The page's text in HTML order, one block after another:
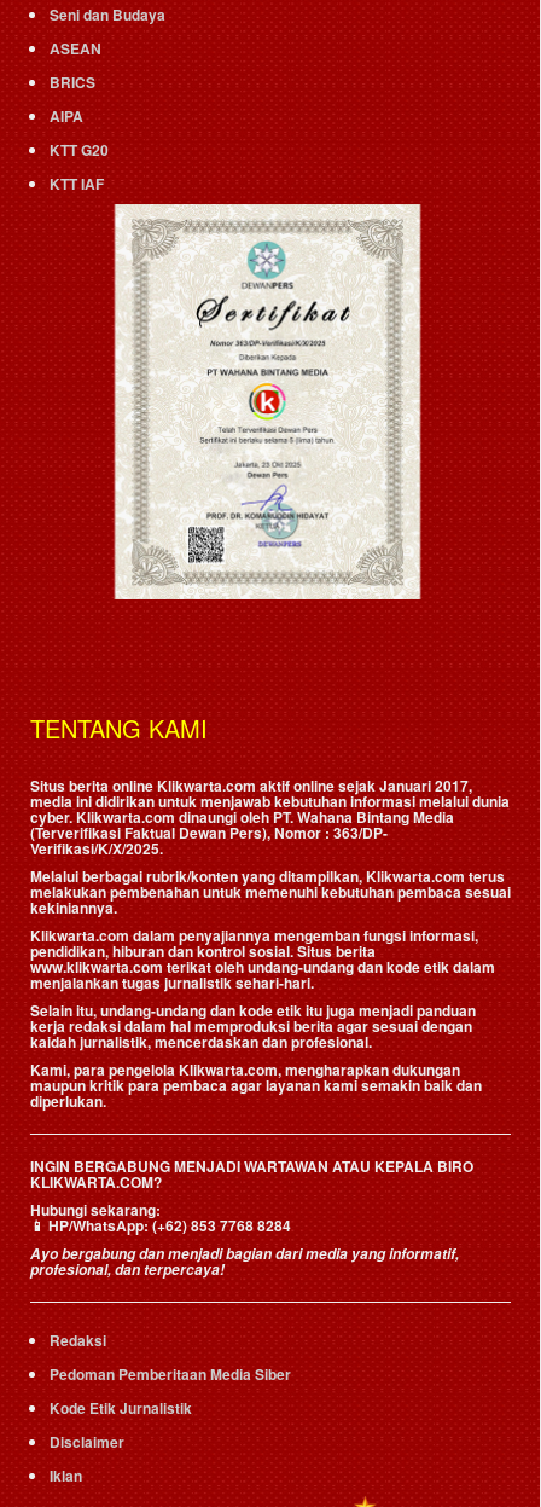
Seni dan Budaya
ASEAN
BRICS
AIPA
KTT G20
KTT IAF
TENTANG KAMI
Situs berita online Klikwarta.com aktif online sejak Januari 2017,
media ini didirikan untuk menjawab kebutuhan informasi melalui dunia
cyber. Klikwarta.com dinaungi oleh PT. Wahana Bintang Media
(Terverifikasi Faktual Dewan Pers), Nomor : 363/DP-
Verifikasi/K/X/2025.
Melalui berbagai rubrik/konten yang ditampilkan, Klikwarta.com terus
melakukan pembenahan untuk memenuhi kebutuhan pembaca sesuai
kekiniannya.
Klikwarta.com dalam penyajiannya mengemban fungsi informasi,
pendidikan, hiburan dan kontrol sosial. Situs berita
www.klikwarta.com terikat oleh undang-undang dan kode etik dalam
menjalankan tugas jurnalistik sehari-hari.
Selain itu, undang-undang dan kode etik itu juga menjadi panduan
kerja redaksi dalam hal memproduksi berita agar sesuai dengan
kaidah jurnalistik, mencerdaskan dan profesional.
Kami, para pengelola Klikwarta.com, mengharapkan dukungan
maupun kritik para pembaca agar layanan kami semakin baik dan
diperlukan.
INGIN BERGABUNG MENJADI WARTAWAN ATAU KEPALA BIRO
KLIKWARTA.COM?
Hubungi sekarang:
📱HP/WhatsApp:(+62) 853 7768 8284
Ayo bergabung dan menjadi bagian dari media yang informatif,
profesional, dan terpercaya!
Redaksi
Pedoman Pemberitaan Media Siber
Kode Etik Jurnalistik
Disclaimer
Iklan